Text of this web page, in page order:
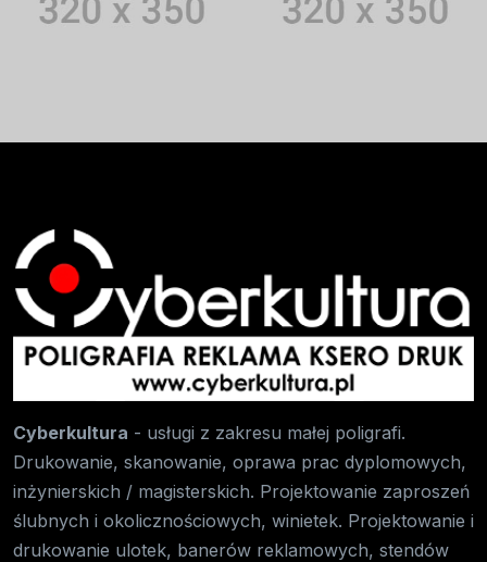
Cyberkultura - usługi z zakresu małej poligrafi.
Drukowanie, skanowanie, oprawa prac dyplomowych,
inżynierskich / magisterskich. Projektowanie zaproszeń
ślubnych i okolicznościowych, winietek. Projektowanie i
drukowanie ulotek, banerów reklamowych, stendów